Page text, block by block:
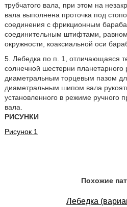
трубчатого вала, при этом на
вала выполнена проточка под
соединения с фрикционным
соединительным штифтами,
окружности, коаксиальной оси
5. Лебедка по п. 1, отличающаяся
солнечной шестерни планетарного
диаметральным торцевым пазом
диаметральным шипом вала
установленного в режиме ручного
вала.
РИСУНКИ
Рисунок 1
Похожие
Лебедка